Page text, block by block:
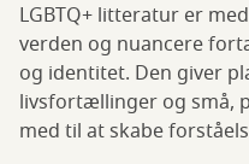
LGBTQ+ litteratur er
verden og nuancere
og identitet. Den giver
livsfortællinger og små,
med til at skabe